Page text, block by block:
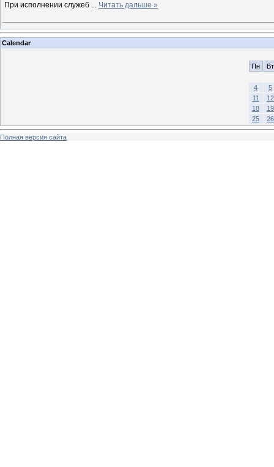
При исполнении служеб ... Читать дальше »
Calendar
Пн Вт
4
5
11
12
18
19
25
26
Полная версия сайта